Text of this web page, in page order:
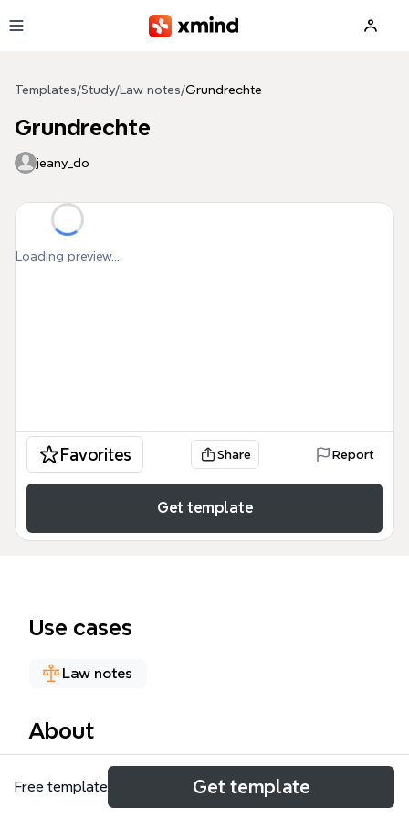
Templates/Study/ Law notes/Grundrechte
Grundrechte
jeany_do
Loading preview...
Favorites Share Report
Get template
Use cases
Law notes
About
Die Grundrechte-Mindmap von Xmind bietet eine
umfassende Prüfstruktur für das österreichische
Free template Get template